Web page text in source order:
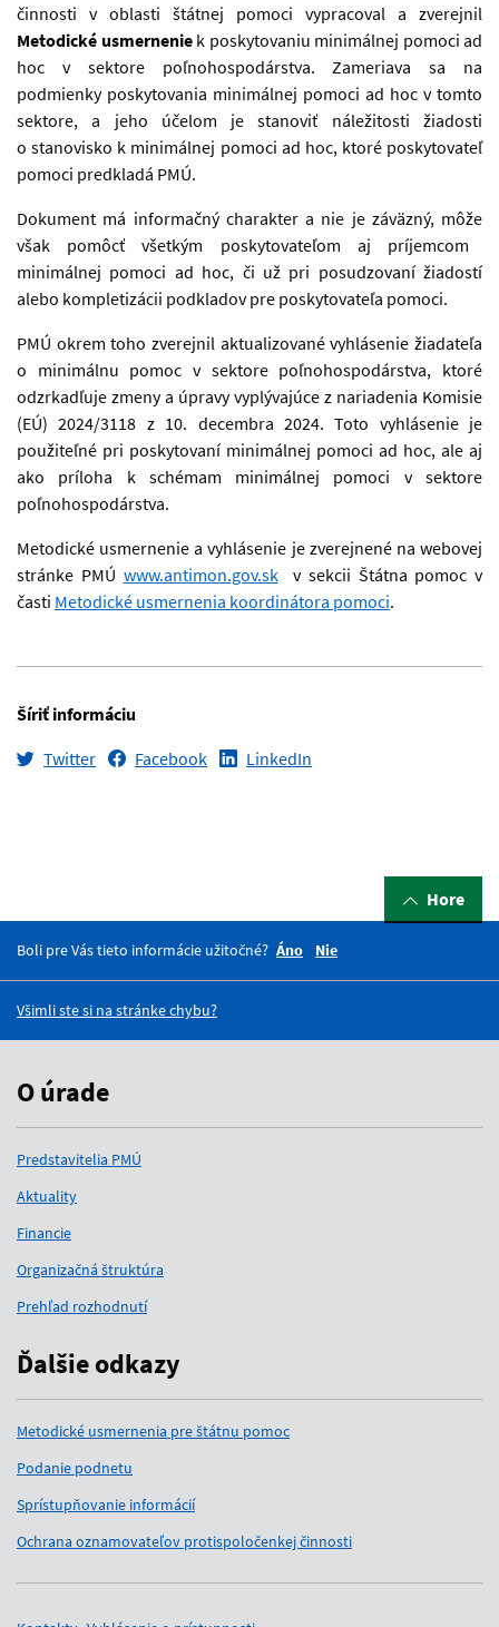
činnosti v oblasti štátnej pomoci vypracoval a zverejnil
Metodické usmernenie k poskytovaniu minimálnej pomoci ad
hoc v sektore poľnohospodárstva. Zameriava sa na
podmienky poskytovania minimálnej pomoci ad hoc v tomto
sektore, a jeho účelom je stanoviť náležitosti žiadosti
o stanovisko k minimálnej pomoci ad hoc, ktoré poskytovateľ
pomoci predkladá PMÚ.
Dokument má informačný charakter a nie je záväzný, môže
však pomôcť všetkým poskytovateľom aj príjemcom
minimálnej pomoci ad hoc, či už pri posudzovaní žiadostí
alebo kompletizácii podkladov pre poskytovateľa pomoci.
PMÚ okrem toho zverejnil aktualizovanévyhlásenie žiadateľa
o minimálnu pomoc v sektore poľnohospodárstva, ktoré
odzrkadľuje zmeny a úpravy vyplývajúce z nariadenia Komisie
(EÚ) 2024/3118 z 10. decembra 2024. Toto vyhlásenie je
použiteľné pri poskytovaní minimálnej pomoci ad hoc, ale aj
ako príloha k schémam minimálnej pomoci v sektore
poľnohospodárstva.
Metodické usmernenie a vyhlásenie je zverejnené na webovej
stránke PMÚ www.antimon.gov.sk v sekcii Štátna pomoc v
časti Metodické usmernenia koordinátora pomoci.
Šíriť informáciu
Twitter
Facebook LinkedIn
Hore
Boli pre Vás tieto informácie užitočné? Áno Nie
Všimli ste si na stránke chybu?
O úrade
Predstavitelia PMÚ
Aktuality
Financie
Organizačná štruktúra
Prehľad rozhodnutí
Ďalšie odkazy
Metodické usmernenia pre štátnu pomoc
Podanie podnetu
Sprístupňovanie informácií
Ochrana oznamovateľov protispoločenkej činnosti